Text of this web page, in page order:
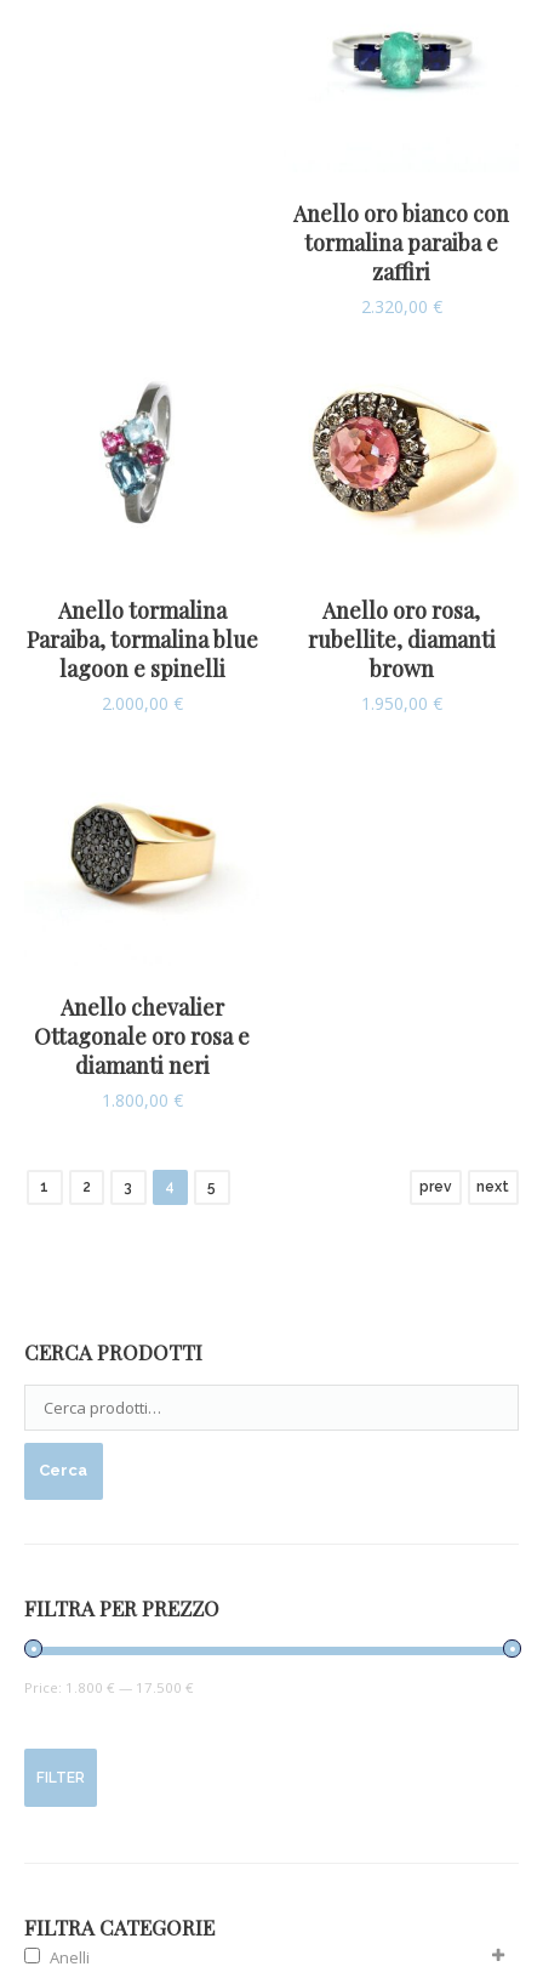
Anello oro bianco con
tormalina paraiba e
zaffiri
2.320,00 €
Anello tormalina
Paraiba, tormalina blue
lagoon e spinelli
2.000,00 €
Anello oro rosa,
rubellite, diamanti
brown
1.950,00 €
Anello chevalier
Ottagonale oro rosa e
diamanti neri
1.800,00 €
1 2 3 4 5 prev next
CERCA PRODOTTI
Cerca
FILTRA PER PREZZO
Price: 1.800 € — 17.500 €
FILTER
FILTRA CATEGORIE
Anelli